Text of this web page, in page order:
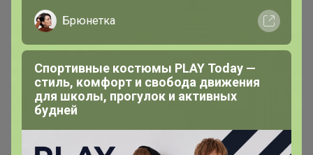
Бисквитные палочки
САВОЯРДИ 1кг
gloves L 100шт
Брюнетка
Спортивные костюмы PLAY Today —
стиль, комфорт и свобода движения
для школы, прогулок и активных
будней